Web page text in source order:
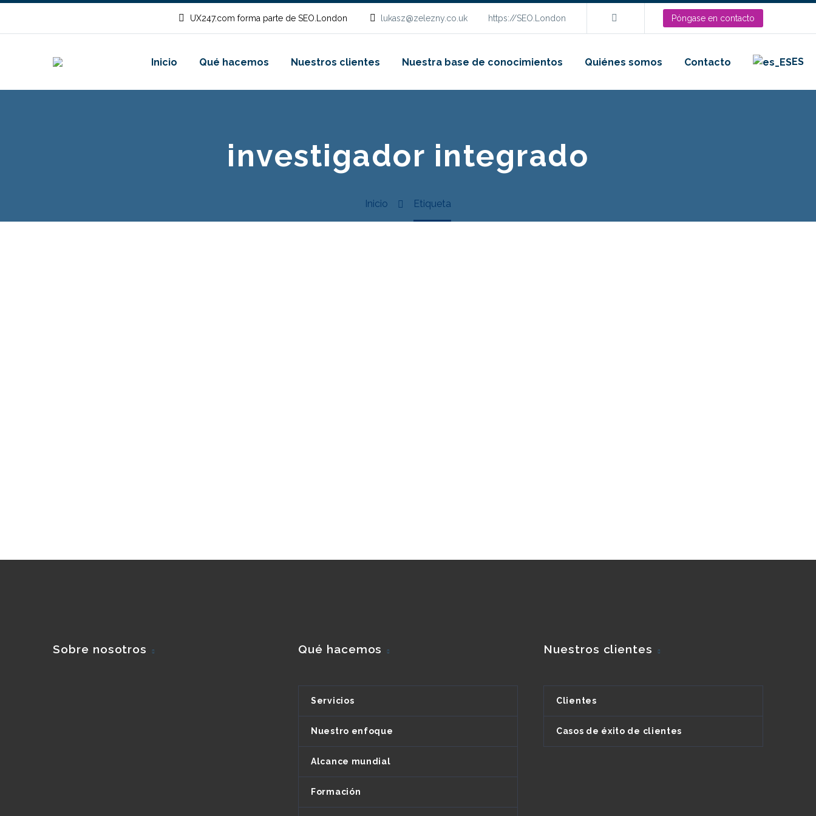
UX247.com forma parte de SEO.London lukasz@zelezny.co.uk https://SEO.London Póngase en contacto
Inicio Qué hacemos Nuestros clientes Nuestra base de conocimientos Quiénes somos Contacto ES
investigador integrado
Inicio Etiqueta
Sobre nosotros Qué hacemos
Servicios
Nuestro enfoque
Alcance mundial
Formación
Nuestros clientes
Clientes
Casos de éxito de clientes